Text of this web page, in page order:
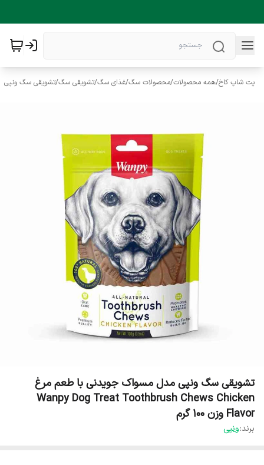
پت شاپ کاخ/همه محصولات/محصولات سگ/غذای سگ/تشویقی سگ/تشویقی سگ ونپی
تشویقی سگ ونپی مدل مسواک جویدنی با طعم مرغ
Wanpy Dog Treat Toothbrush Chews Chicken
Flavor وزن 100 گرم
برند:ونپی